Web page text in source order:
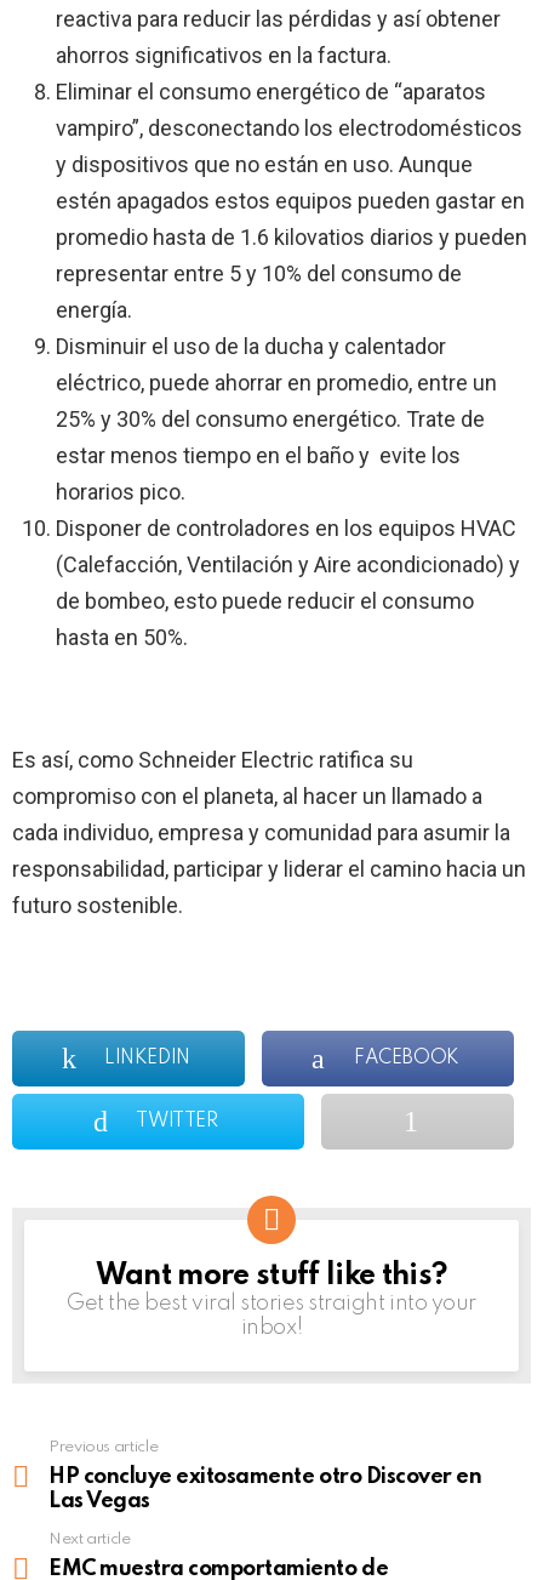
reactiva para reducir las pérdidas y así obtener
ahorros significativos en la factura.
Eliminar el consumo energético de “aparatos
vampiro”, desconectando los electrodomésticos
y dispositivos que no están en uso. Aunque
estén apagados estos equipos pueden gastar en
promedio hasta de 1.6 kilovatios diarios y pueden
representar entre 5 y 10% del consumo de
energía.
Disminuir el uso de la ducha y calentador
eléctrico, puede ahorrar en promedio, entre un
25% y 30% del consumo energético. Trate de
estar menos tiempo en el baño y evite los
horarios pico.
Disponer de controladores en los equipos HVAC
(Calefacción, Ventilación y Aire acondicionado) y
de bombeo, esto puede reducir el consumo
hasta en 50%.
Es así, como Schneider Electric ratifica su
compromiso con el planeta, al hacer un llamado a
cada individuo, empresa y comunidad para asumir la
responsabilidad, participar y liderar el camino hacia un
futuro sostenible.
LINKEDIN FACEBOOK
TWITTER
NEWSLETTER
Want more stuff like this?
Get the best viral stories straight into your
inbox!
more
Previous article
HP concluye exitosamente otro Discover en
Las Vegas
Next article
EMC muestra comportamiento de